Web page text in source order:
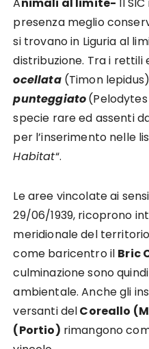
presenza meglio
si trovano in Liguria al
distribuzione. Tra i rettili
ocellata(Timon
punteggiato
specie rare ed assenti
per l’inserimento nelle
Habitat“.
Le aree vincolate ai
29/06/1939, ricoprono
meridionale del
come baricentro il Bric
culminazione sono
ambientale. Anche gli
versanti delCoreallo
(Portio) rimangono